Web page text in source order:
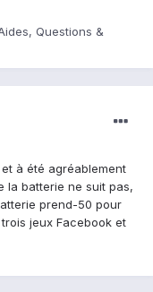
Questions &
à été agréablement
la batterie ne suit pas,
prend-50 pour
jeux Facebook et